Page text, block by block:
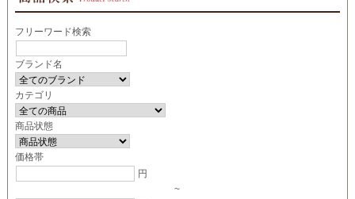
フリーワード検索
ブランド名
カテゴリ
商品状態
価格帯
円
~